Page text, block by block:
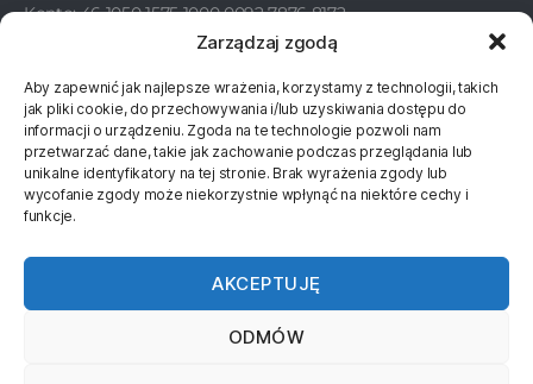
Zarządzaj zgodą
Aby zapewnić jak najlepsze wrażenia, korzystamy z technologii, takich
jak pliki cookie, do przechowywania i/lub uzyskiwania dostępu do
informacji o urządzeniu. Zgoda na te technologie pozwoli nam
przetwarzać dane, takie jak zachowanie podczas przeglądania lub
unikalne identyfikatory na tej stronie. Brak wyrażenia zgody lub
wycofanie zgody może niekorzystnie wpłynąć na niektóre cechy i
funkcje.
AKCEPTUJĘ
ODMÓW
KONTAKT
WyEdukowani
577 811 830
kontakt@wyedukowani.pl
Konto: 46 1050 1575 1000 0092 7876 8172